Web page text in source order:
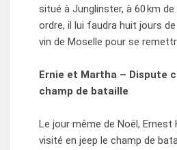
situé à Junglinster, à 60 km
ordre, il lui faudra huit jours
vin de Moselle pour se
Ernie et Martha – Dispute
champ de bataille
Le jour même de Noël, Ernest
visité en jeep le champ de